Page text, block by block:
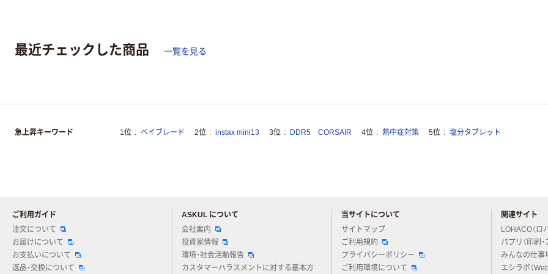
最近チェックした商品 一覧を見る
急上昇キーワード 1位 ベイブレード 2位 instax mini13 3位 DDR5 CORSAIR 4位 熱中症対策 5位 塩分タブレット
ご利用ガイド
注文について
お届けについて
お支払いについて
返品・交換について
ASKUL について
会社案内
投資家情報
環境・社会活動報告
カスタマーハラスメントに対する基本方
当サイトについて
サイトマップ
ご利用規約
プライバシーポリシー
ご利用環境について
関連サイト
LOHACO（ロ
パプリ（印刷・
みんなの仕事
エシラボ（